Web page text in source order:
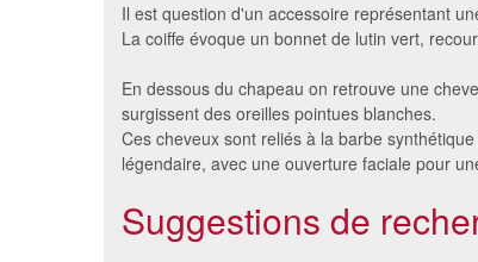
Il est question d'un accessoire représentant
La coiffe évoque un bonnet de lutin vert,
En dessous du chapeau on retrouve une
surgissent des oreilles pointues blanches.
Ces cheveux sont reliés à la barbe
légendaire, avec une ouverture faciale pour
Suggestions de
barbe et cache sourcils
17 €